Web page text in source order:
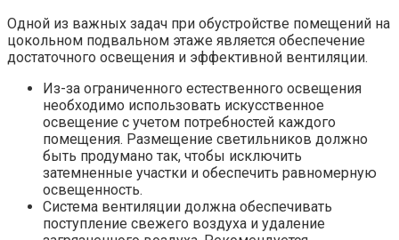
Одной из важных задач при обустройстве помещений на
цокольном подвальном этаже является обеспечение
достаточного освещения и эффективной вентиляции.​
Из-за ограниченного естественного освещения
необходимо использовать искусственное
освещение с учетом потребностей каждого
помещения.​ Размещение светильников должно
быть продумано так, чтобы исключить
затемненные участки и обеспечить равномерную
освещенность.
Система вентиляции должна обеспечивать
поступление свежего воздуха и удаление